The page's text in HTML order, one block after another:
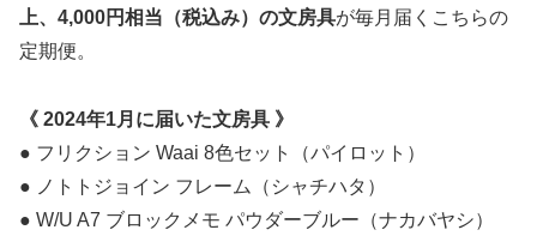
上、4,000円相当（税込み）の文房具が毎月届くこちらの
定期便。
《 2024年1月に届いた文房具 》
● フリクション Waai 8色セット（パイロット）
● ノトトジョイン フレーム（シャチハタ）
● W/U A7 ブロックメモ パウダーブルー（ナカバヤシ）